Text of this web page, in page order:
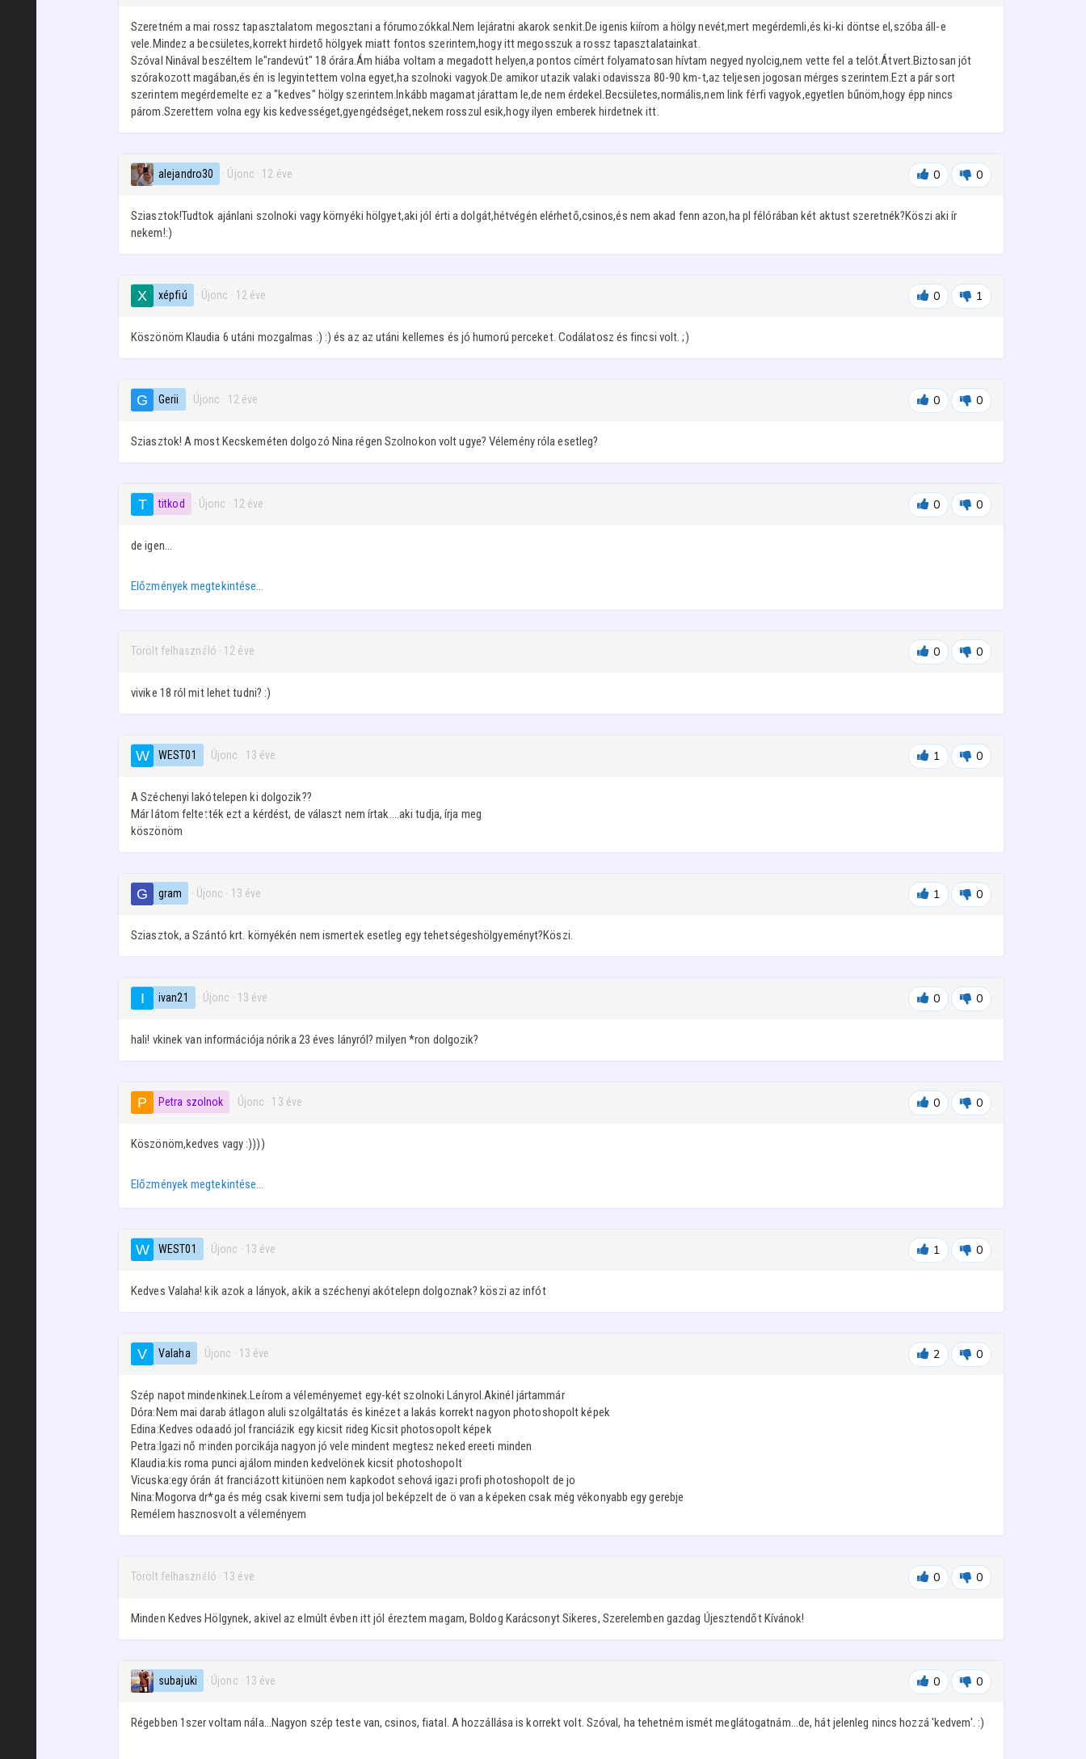
Szeretném a mai rossz tapasztalatom megosztani a fórumozókkal.Nem lejáratni akarok senkit.De igenis kiírom a hölgy nevét,mert megérdemli,és ki-ki döntse el,szóba áll-e
vele.Mindez a becsületes,korrekt hirdető hölgyek miatt fontos szerintem,hogy itt megosszuk a rossz tapasztalatainkat.
Szóval Ninával beszéltem le"randevút" 18 órára.Ám hiába voltam a megadott helyen,a pontos címért folyamatosan hívtam negyed nyolcig,nem vette fel a telót.Átvert.Biztosan jót
szórakozott magában,és én is legyintettem volna egyet,ha szolnoki vagyok.De amikor utazik valaki odavissza 80-90 km-t,az teljesen jogosan mérges szerintem.Ezt a pár sort
szerintem megérdemelte ez a "kedves" hölgy szerintem.Inkább magamat járattam le,de nem érdekel.Becsületes,normális,nem link férfi vagyok,egyetlen bűnöm,hogy épp nincs
párom.Szerettem volna egy kis kedvességet,gyengédséget,nekem rosszul esik,hogy ilyen emberek hirdetnek itt.
alejandro30 · Újonc · 12 éve 0 0
Sziasztok!Tudtok ajánlani szolnoki vagy környéki hölgyet,aki jól érti a dolgát,hétvégén elérhető,csinos,és nem akad fenn azon,ha pl félórában két aktust szeretnék?Köszi aki ír
nekem!:)
xépfiú · Újonc · 12 éve 0 1
Köszönöm Klaudia 6 utáni mozgalmas :) :) és az az utáni kellemes és jó humorú perceket. Codálatosz és fincsi volt. ;)
Gerii · Újonc · 12 éve 0 0
Sziasztok! A most Kecskeméten dolgozó Nina régen Szolnokon volt ugye? Vélemény róla esetleg?
titkod · Újonc · 12 éve 0 0
de igen...
Előzmények megtekintése…
Törölt felhasználó · 12 éve 0 0
vivike 18 ról mit lehet tudni? :)
WEST01 · Újonc · 13 éve 1 0
A Széchenyi lakótelepen ki dolgozik??
Már látom feltették ezt a kérdést, de választ nem írtak....aki tudja, írja meg
köszönöm
gram · Újonc · 13 éve 1 0
Sziasztok, a Szántó krt. környékén nem ismertek esetleg egy tehetségeshölgyeményt?Köszi.
ivan21 · Újonc · 13 éve 0 0
hali! vkinek van információja nórika 23 éves lányról? milyen *ron dolgozik?
Petra szolnok · Újonc · 13 éve 0 0
Köszönöm,kedves vagy :))))
Előzmények megtekintése…
WEST01 · Újonc · 13 éve 1 0
Kedves Valaha! kik azok a lányok, akik a széchenyi akótelepn dolgoznak? köszi az infót
Valaha · Újonc · 13 éve 2 0
Szép napot mindenkinek.Leírom a véleményemet egy-két szolnoki Lányrol.Akinél jártammár
Dóra:Nem mai darab átlagon aluli szolgáltatás és kinézet a lakás korrekt nagyon photoshopolt képek
Edina:Kedves odaadó jol franciázik egy kicsit rideg Kicsit photosopolt képek
Petra:Igazi nő minden porcikája nagyon jó vele mindent megtesz neked ereeti minden
Klaudia:kis roma punci ajálom minden kedvelönek kicsit photoshopolt
Vicuska:egy órán át franciázott kitünöen nem kapkodot sehová igazi profi photoshopolt de jo
Nina:Mogorva dr*ga és még csak kiverni sem tudja jol beképzelt de ö van a képeken csak még vékonyabb egy gerebje
Remélem hasznosvolt a véleményem
Törölt felhasználó · 13 éve 0 0
Minden Kedves Hölgynek, akivel az elmúlt évben itt jól éreztem magam, Boldog Karácsonyt Sikeres, Szerelemben gazdag Újesztendőt Kívánok!
subajuki · Újonc · 13 éve 0 0
Régebben 1szer voltam nála...Nagyon szép teste van, csinos, fiatal. A hozzállása is korrekt volt. Szóval, ha tehetném ismét meglátogatnám...de, hát jelenleg nincs hozzá 'kedvem'. :)